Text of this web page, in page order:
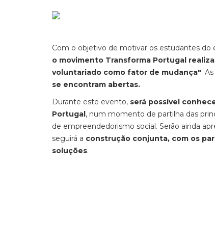
Com o objetivo de motivar os estudantes do
o movimento Transforma Portugal
voluntariado como fator de mudança".
se encontram abertas.
Durante este evento, será possível
Portugal, num momento de partilha das
de empreendedorismo social. Serão ainda
seguirá a construção conjunta, com os
soluções.